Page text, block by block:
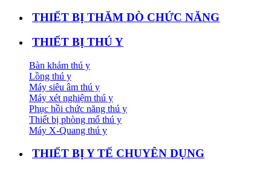
THIẾT BỊ THĂM DÒ CHỨC NĂNG
THIẾT BỊ THÚ Y
Bàn khám thú y
Lồng thú y
Máy siêu âm thú y
Máy xét nghiệm thú y
Phục hồi chức năng thú y
Thiết bị phòng mổ thú y
Máy X-Quang thú y
THIẾT BỊ Y TẾ CHUYÊN DỤNG